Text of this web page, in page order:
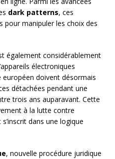
dark patterns, ces
pour manipuler les choix des
également considérablement
électroniques
doivent désormais
détachées pendant une
trois ans auparavant. Cette
à la lutte contre
dans une logique
, nouvelle procédure juridique